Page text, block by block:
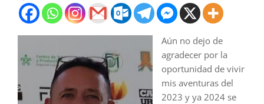
Aún no dejo de
agradecer por la
oportunidad de vivir
mis aventuras del
2023 y ya 2024 se